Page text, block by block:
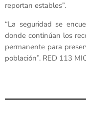
reportan estables”.
“La seguridad se
donde continúan los
permanente para
población”. RED 113